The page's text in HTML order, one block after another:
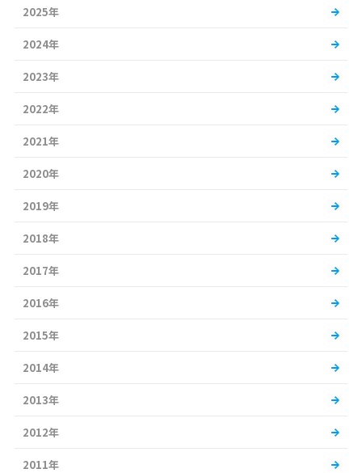
2025年
2024年
2023年
2022年
2021年
2020年
2019年
2018年
2017年
2016年
2015年
2014年
2013年
2012年
2011年